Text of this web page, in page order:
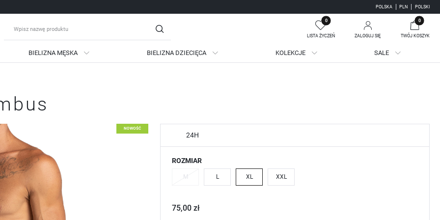
POLSKA PLN POLSKI
0
LISTA ŻYCZEŃ ZALOGUJ SIĘ
się
Zapomniałem hasła
SIĘ
podgląd historii zakupów
brak konieczności wprowadzania swoich danych przy kolejnych zakupach
możliwość otrzymania rabatów i kuponów promocyjnych
0
TWÓJ KOSZYK
Twój koszyk jest pusty
BIELIZNA MĘSKA BIELIZNA DZIECIĘCA KOLEKCJE SALE
NOWOŚĆ
24H
ROZMIAR
M L XL XXL
75,00 zł